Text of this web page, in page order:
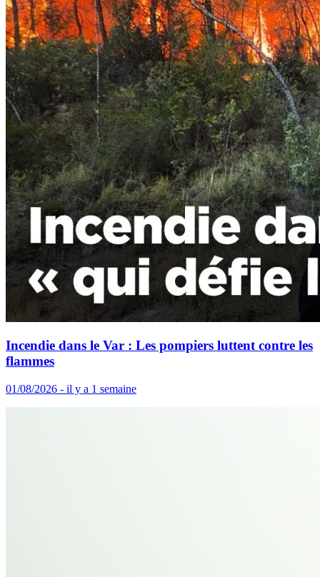
Incendie dans le Var : Les pompiers luttent contre les
flammes
01/08/2026 - il y a 1 semaine